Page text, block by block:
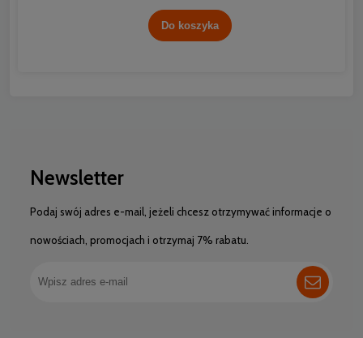
Do koszyka
Newsletter
Podaj swój adres e-mail, jeżeli chcesz otrzymywać informacje o
nowościach, promocjach i otrzymaj 7% rabatu.